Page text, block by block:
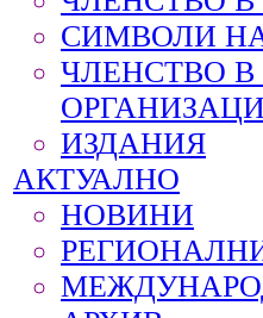
СИМВОЛИ
ЧЛЕНСТВО
ИЗДАНИЯ
АКТУАЛНО
НОВИНИ